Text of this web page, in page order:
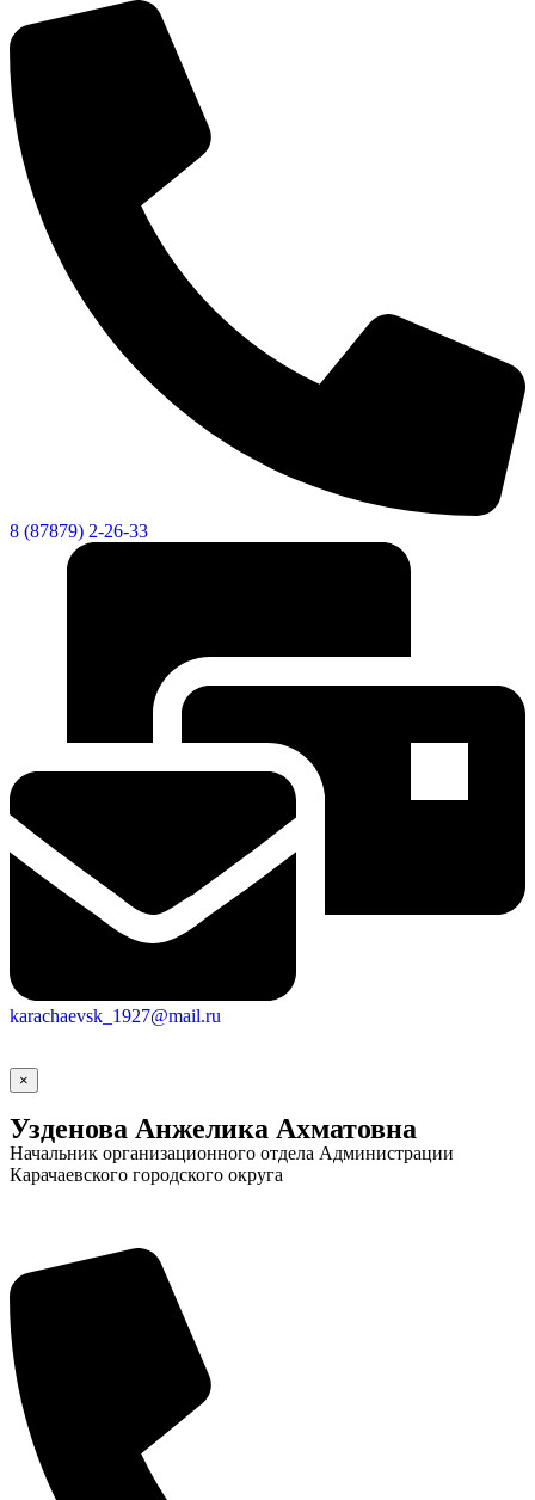
8 (87879) 2-26-33
karachaevsk_1927@mail.ru
×
Узденова Анжелика Ахматовна
Начальник организационного отдела Администрации
Карачаевского городского округа